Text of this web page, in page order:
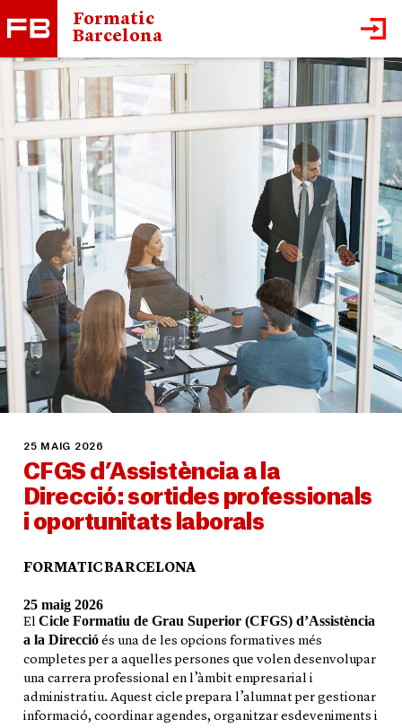
Formatic
Barcelona
25 MAIG 2026
CFGS d’Assistència a la
Direcció: sortides professionals
i oportunitats laborals
FORMATIC BARCELONA
25 maig 2026
El Cicle Formatiu de Grau Superior (CFGS) d’Assistència
a la Direcció és una de les opcions formatives més
completes per a aquelles persones que volen desenvolupar
una carrera professional en l’àmbit empresarial i
administratiu. Aquest cicle prepara l’alumnat per gestionar
informació, coordinar agendes, organitzar esdeveniments i